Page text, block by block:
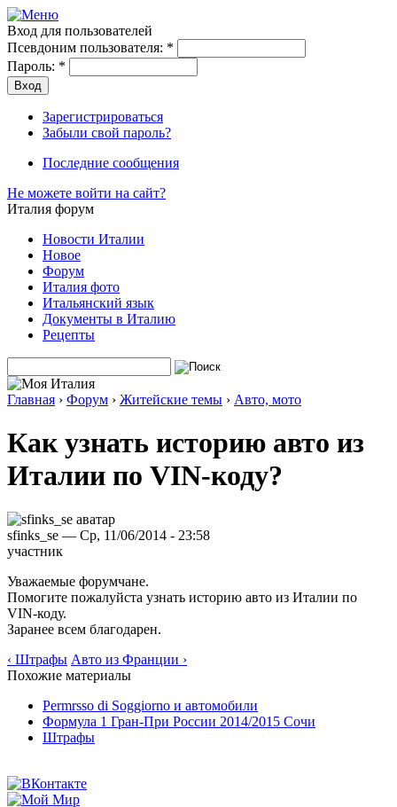
Вход для пользователей
Псевдоним пользователя: *
Пароль: *
Зарегистрироваться
Забыли свой пароль?
Последние сообщения
Не можете войти на сайт?
Италия форум
Новости Италии
Новое
Форум
Италия фото
Итальянский язык
Документы в Италию
Рецепты
Главная › Форум › Житейские темы › Авто, мото
Как узнать историю авто из
Италии по VIN-коду?
sfinks_se — Ср, 11/06/2014 - 23:58
участник
Уважаемые форумчане.
Помогите пожалуйста узнать историю авто из Италии по
VIN-коду.
Заранее всем благодарен.
‹ Штрафы Авто из Франции ›
Похожие материалы
Permrsso di Soggiorno и автомобили
Формула 1 Гран-При России 2014/2015 Сочи
Штрафы